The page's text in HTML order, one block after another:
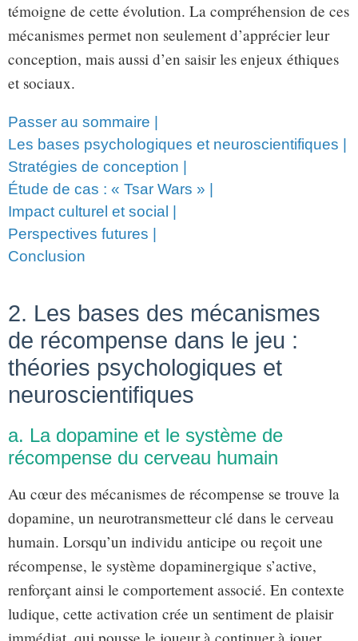
témoigne de cette évolution. La compréhension de ces
mécanismes permet non seulement d’apprécier leur
conception, mais aussi d’en saisir les enjeux éthiques
et sociaux.
Passer au sommaire
Les bases psychologiques et neuroscientifiques
Stratégies de conception
Étude de cas : « Tsar Wars »
Impact culturel et social
Perspectives futures
Conclusion
2. Les bases des mécanismes
de récompense dans le jeu :
théories psychologiques et
neuroscientifiques
a. La dopamine et le système de
récompense du cerveau humain
Au cœur des mécanismes de récompense se trouve la
dopamine, un neurotransmetteur clé dans le cerveau
humain. Lorsqu’un individu anticipe ou reçoit une
récompense, le système dopaminergique s’active,
renforçant ainsi le comportement associé. En contexte
ludique, cette activation crée un sentiment de plaisir